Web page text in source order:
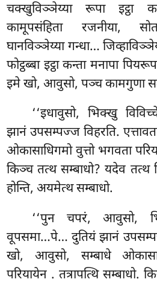
चक्खुविञ्ञेय्या रूपा इट्ठा
कामूपसंहिता रजनीया,
घानविञ्ञेय्या गन्धा…
फोट्ठब्बा इट्ठा कन्ता मनापा
इमे खो, आवुसो, पञ्च कामगुणा
‘‘इधावुसो, भिक्खु
झानं उपसम्पज्ज विहरति.
ओकासाधिगमो वुत्तो भगवता
किञ्च तत्थ सम्बाधो? यदेव तत्थ
होन्ति, अयमेत्थ सम्बाधो.
‘‘पुन चपरं, आवुसो,
वूपसमा…पे… दुतियं झानं
खो, आवुसो, सम्बाधे
परियायेन . तत्रापत्थि सम्बाधो.